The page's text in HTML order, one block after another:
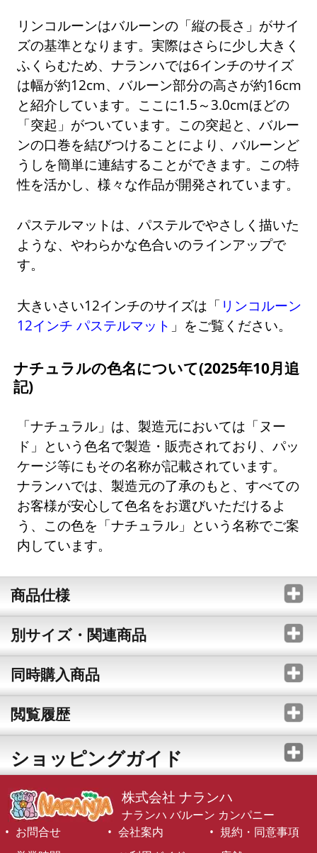
リンコルーンはバルーンの「縦の長さ」がサイ
ズの基準となります。実際はさらに少し大きく
ふくらむため、ナランハでは6インチのサイズ
は幅が約12cm、バルーン部分の高さが約16cm
と紹介しています。ここに1.5～3.0cmほどの
「突起」がついています。この突起と、バルー
ンの口巻を結びつけることにより、バルーンど
うしを簡単に連結することができます。この特
性を活かし、様々な作品が開発されています。
パステルマットは、パステルでやさしく描いた
ような、やわらかな色合いのラインアップで
す。
大きいさい12インチのサイズは「 リンコルーン
12インチ パステルマット 」をご覧ください。
ナチュラルの色名について(2025年10月追
記)
「ナチュラル」は、製造元においては「ヌー
ド」という色名で製造・販売されており、パッ
ケージ等にもその名称が記載されています。
ナランハでは、製造元の了承のもと、すべての
お客様が安心して色名をお選びいただけるよ
う、この色を「ナチュラル」という名称でご案
内しています。
商品仕様
別サイズ・関連商品
同時購入商品
閲覧履歴
ショッピングガイド
株式会社 ナランハ
ナランハ バルーン カンパニー
お問合せ
会社案内
規約・同意事項